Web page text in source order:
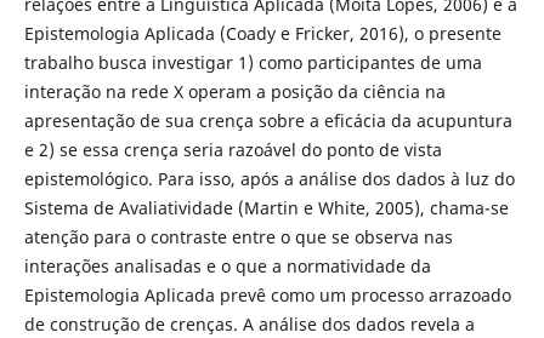
Epistemologia Aplicada (Coady e Fricker, 2016), o presente
trabalho busca investigar 1) como participantes de uma
interação na rede X operam a posição da ciência na
apresentação de sua crença sobre a eficácia da acupuntura
e 2) se essa crença seria razoável do ponto de vista
epistemológico. Para isso, após a análise dos dados à luz do
Sistema de Avaliatividade (Martin e White, 2005), chama-se
atenção para o contraste entre o que se observa nas
interações analisadas e o que a normatividade da
Epistemologia Aplicada prevê como um processo arrazoado
de construção de crenças. A análise dos dados revela a